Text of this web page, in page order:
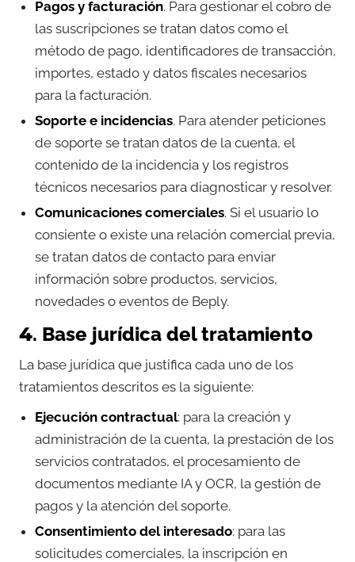
Pagos y facturación. Para gestionar el cobro de
las suscripciones se tratan datos como el
método de pago, identificadores de transacción,
importes, estado y datos fiscales necesarios
para la facturación.
Soporte e incidencias. Para atender peticiones
de soporte se tratan datos de la cuenta, el
contenido de la incidencia y los registros
técnicos necesarios para diagnosticar y resolver.
Comunicaciones comerciales. Si el usuario lo
consiente o existe una relación comercial previa,
se tratan datos de contacto para enviar
información sobre productos, servicios,
novedades o eventos de Beply.
4. Base jurídica del tratamiento
La base jurídica que justifica cada uno de los
tratamientos descritos es la siguiente:
Ejecución contractual: para la creación y
administración de la cuenta, la prestación de los
servicios contratados, el procesamiento de
documentos mediante IA y OCR, la gestión de
pagos y la atención del soporte.
Consentimiento del interesado: para las
solicitudes comerciales, la inscripción en